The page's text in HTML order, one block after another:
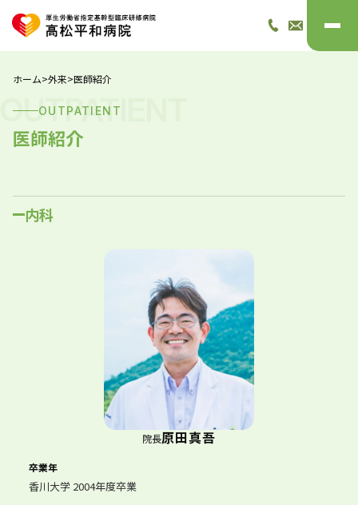
ホーム>外来>医師紹介
OUTPATIENT
OUTPATIENT
医師紹介
内科
院長原田真吾
卒業年
香川大学 2004年度卒業